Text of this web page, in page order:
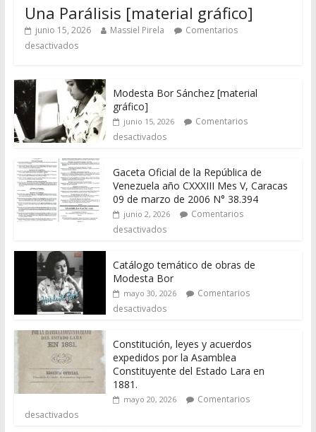
Una Parálisis [material gráfico]
junio 15, 2026 Massiel Pirela
Comentarios
desactivados
Modesta Bor Sánchez [material
gráfico]
junio 15, 2026
Comentarios
desactivados
Gaceta Oficial de la República de
Venezuela año CXXXIII Mes V, Caracas
09 de marzo de 2006 N° 38.394
junio 2, 2026
Comentarios
desactivados
Catálogo temático de obras de
Modesta Bor
mayo 30, 2026
Comentarios
desactivados
Constitución, leyes y acuerdos
expedidos por la Asamblea
Constituyente del Estado Lara en
1881.
mayo 20, 2026
Comentarios
desactivados